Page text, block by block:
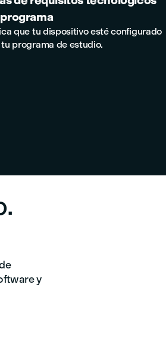
que tu dispositivo esté configurado
programa de estudio.
y